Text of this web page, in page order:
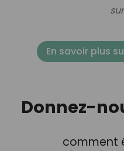
En savoir plus
Donnez-
comment